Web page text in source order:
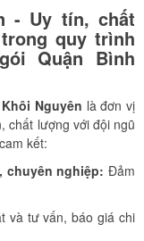
- Uy tín, chất
quy trình
Quận Bình
Khôi Nguyên là đơn vị
chất lượng với đội ngũ
kết:
nghiệp: Đảm
và tư vấn, báo giá chi